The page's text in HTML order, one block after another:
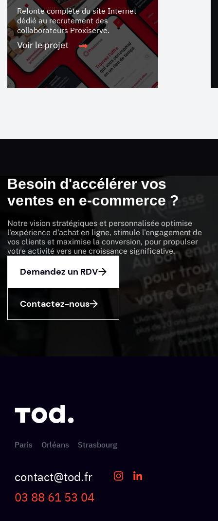
Refonte complète du site Internet
dédié au recrutement des
collaborateurs Proxiserve.
Voir le projet
Besoin d'accélérer vos
ventes en e-commerce ?
Notre vision stratégiques et personnalisée optimise
l'expérience d'achat en ligne, stimule l'engagement de
vos clients et maximise la conversion, pour propulser
votre activité vers une croissance significative.
Demandez un RDV
Contactez-nous
Paris Orléans Strasbourg
contact@tod.fr
03 88 61 53 04